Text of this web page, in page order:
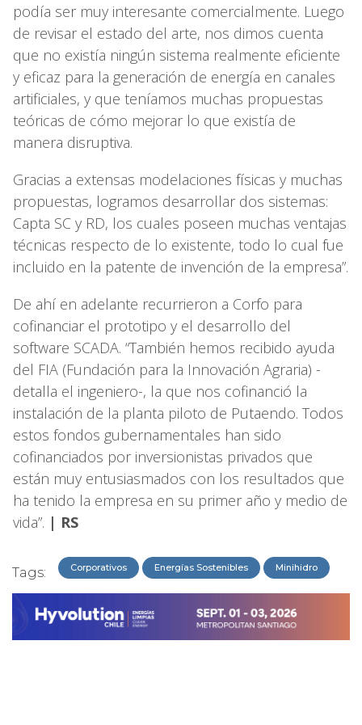
podía ser muy interesante comercialmente. Luego
de revisar el estado del arte, nos dimos cuenta
que no existía ningún sistema realmente eficiente
y eficaz para la generación de energía en canales
artificiales, y que teníamos muchas propuestas
teóricas de cómo mejorar lo que existía de
manera disruptiva.
Gracias a extensas modelaciones físicas y muchas
propuestas, logramos desarrollar dos sistemas:
Capta SC y RD, los cuales poseen muchas ventajas
técnicas respecto de lo existente, todo lo cual fue
incluido en la patente de invención de la empresa”.
De ahí en adelante recurrieron a Corfo para
cofinanciar el prototipo y el desarrollo del
software SCADA. “También hemos recibido ayuda
del FIA (Fundación para la Innovación Agraria) -
detalla el ingeniero-, la que nos cofinanció la
instalación de la planta piloto de Putaendo. Todos
estos fondos gubernamentales han sido
cofinanciados por inversionistas privados que
están muy entusiasmados con los resultados que
ha tenido la empresa en su primer año y medio de
vida”. | RS
Tags: Corporativos Energías Sostenibles Minihidro